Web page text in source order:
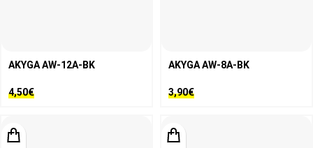
AKYGA AW-12A-BK
4,50€
AKYGA AW-8A-BK
3,90€